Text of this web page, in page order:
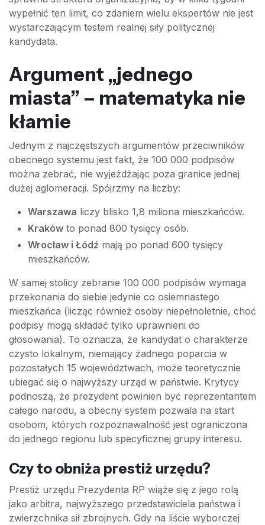
wypełnić ten limit, co zdaniem wielu ekspertów nie jest
wystarczającym testem realnej siły politycznej
kandydata.
Argument „jednego
miasta” – matematyka nie
kłamie
Jednym z najczęstszych argumentów przeciwników
obecnego systemu jest fakt, że 100 000 podpisów
można zebrać, nie wyjeżdżając poza granice jednej
dużej aglomeracji. Spójrzmy na liczby:
Warszawa liczy blisko 1,8 miliona mieszkańców.
Kraków to ponad 800 tysięcy osób.
Wrocław i Łódź mają po ponad 600 tysięcy
mieszkańców.
W samej stolicy zebranie 100 000 podpisów wymaga
przekonania do siebie jedynie co osiemnastego
mieszkańca (licząc również osoby niepełnoletnie, choć
podpisy mogą składać tylko uprawnieni do
głosowania). To oznacza, że kandydat o charakterze
czysto lokalnym, niemający żadnego poparcia w
pozostałych 15 województwach, może teoretycznie
ubiegać się o najwyższy urząd w państwie. Krytycy
podnoszą, że prezydent powinien być reprezentantem
całego narodu, a obecny system pozwala na start
osobom, których rozpoznawalność jest ograniczona
do jednego regionu lub specyficznej grupy interesu.
Czy to obniża prestiż urzędu?
Prestiż urzędu Prezydenta RP wiąże się z jego rolą
jako arbitra, najwyższego przedstawiciela państwa i
zwierzchnika sił zbrojnych. Gdy na liście wyborczej